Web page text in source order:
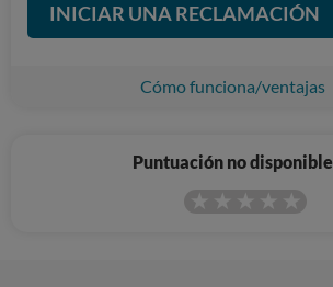
INICIAR UNA RECLAMACIÓN
Cómo funciona/ventajas
Puntuación no disponible